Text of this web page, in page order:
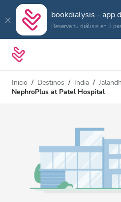
bookdialysis - app
Reserva tu diálisis en 3
Inicio Destinos India
NephroPlus at Patel Hospital